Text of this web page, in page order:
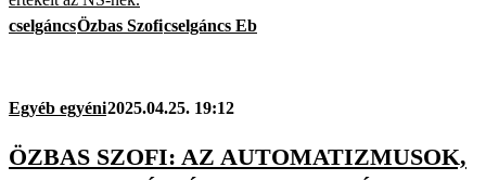
cselgáncsÖzbas Szoficselgáncs Eb
Egyéb egyéni2025.04.25. 19:12
ÖZBAS SZOFI: AZ AUTOMATIZMUSOK,